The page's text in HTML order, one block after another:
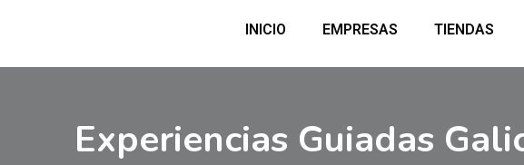
INICIO EMPRESAS TIENDAS
Experiencias Guiadas